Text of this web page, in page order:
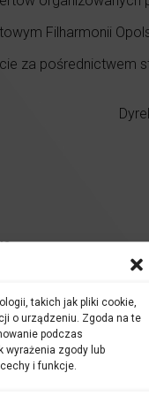
takich jak pliki cookie,
o urządzeniu. Zgoda na te
podczas
wyrażenia zgody lub
i funkcje.
Filharmonii
za pośrednictwem
dla dzieci i
oraz